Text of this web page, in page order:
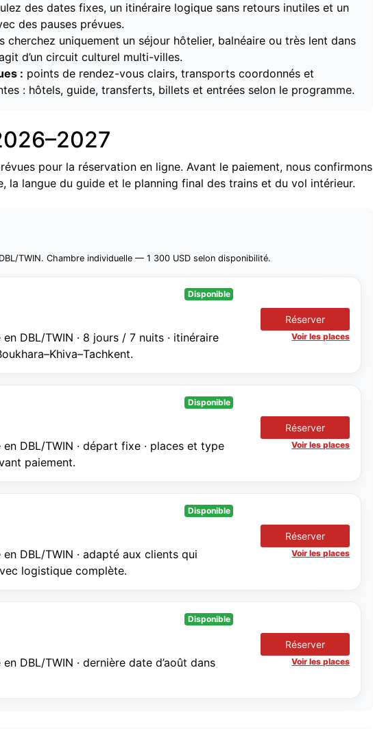
des dates fixes, un itinéraire logique sans retours inutiles et un
des pauses prévues.
cherchez uniquement un séjour hôtelier, balnéaire ou très lent dans
d’un circuit culturel multi-villes.
: points de rendez-vous clairs, transports coordonnés et
: hôtels, guide, transferts, billets et entrées selon le programme.
pour la réservation en ligne. Avant le paiement, nous confirmons
la langue du guide et le planning final des trains et du vol intérieur.
TWIN. Chambre individuelle — 1 300 USD selon disponibilité.
Disponible
DBL/TWIN · 8 jours / 7 nuits · itinéraire
Réserver
Voir les places
Disponible
DBL/TWIN · départ fixe · places et type
paiement.
Réserver
Voir les places
Disponible
DBL/TWIN · adapté aux clients qui
logistique complète.
Réserver
Voir les places
Disponible
DBL/TWIN · dernière date d’août dans
Réserver
Voir les places